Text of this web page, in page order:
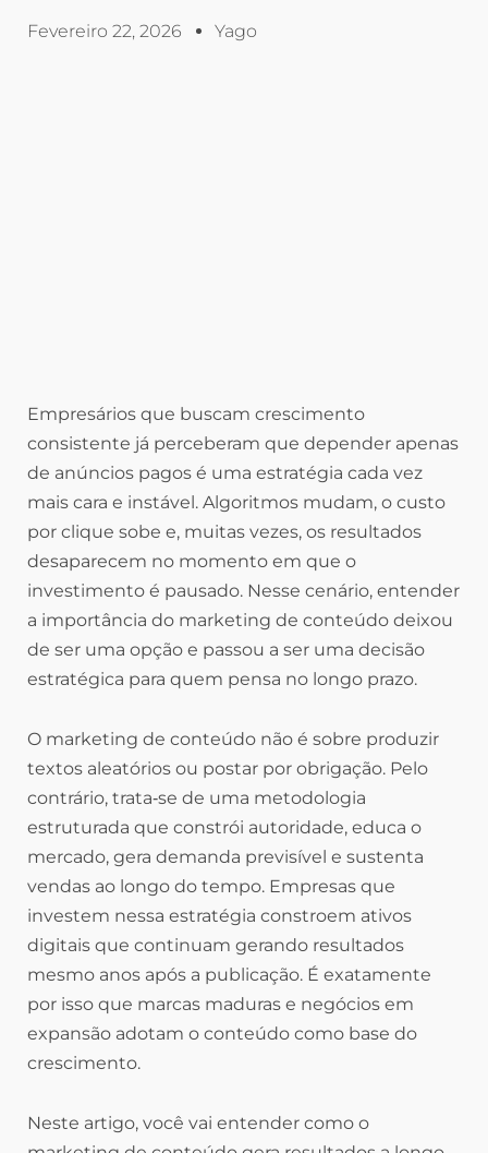
Fevereiro 22, 2026 Yago
Empresários que buscam crescimento
consistente já perceberam que depender apenas
de anúncios pagos é uma estratégia cada vez
mais cara e instável. Algoritmos mudam, o custo
por clique sobe e, muitas vezes, os resultados
desaparecem no momento em que o
investimento é pausado. Nesse cenário, entender
a importância do marketing de conteúdo deixou
de ser uma opção e passou a ser uma decisão
estratégica para quem pensa no longo prazo.
O marketing de conteúdo não é sobre produzir
textos aleatórios ou postar por obrigação. Pelo
contrário, trata‑se de uma metodologia
estruturada que constrói autoridade, educa o
mercado, gera demanda previsível e sustenta
vendas ao longo do tempo. Empresas que
investem nessa estratégia constroem ativos
digitais que continuam gerando resultados
mesmo anos após a publicação. É exatamente
por isso que marcas maduras e negócios em
expansão adotam o conteúdo como base do
crescimento.
Neste artigo, você vai entender como o